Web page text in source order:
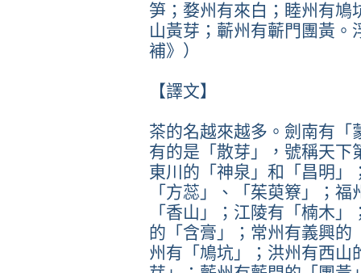
笋；婺州有來白；睦州有鳩
山黃芽；蘄州有蘄門團黃。
補》）
【譯文】
茶的名越來越多。劍南有「
有的是「散芽」，號稱天下
東川的「神泉」和「昌明」
「方蕊」、「茱萸簝」；
「香山」；江陵有「楠木
的「含膏」；常州有義興的
州有「鳩坑」；洪州有西山